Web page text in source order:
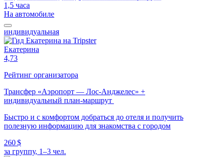
1,5 часа
На автомобиле
индивидуальная
Екатерина
4,73
Рейтинг организатора
Трансфер «Аэропорт — Лос-Анджелес» +
индивидуальный план-маршрут
Быстро и с комфортом добраться до отеля и получить
полезную информацию для знакомства с городом
260 $
за группу, 1–3 чел.